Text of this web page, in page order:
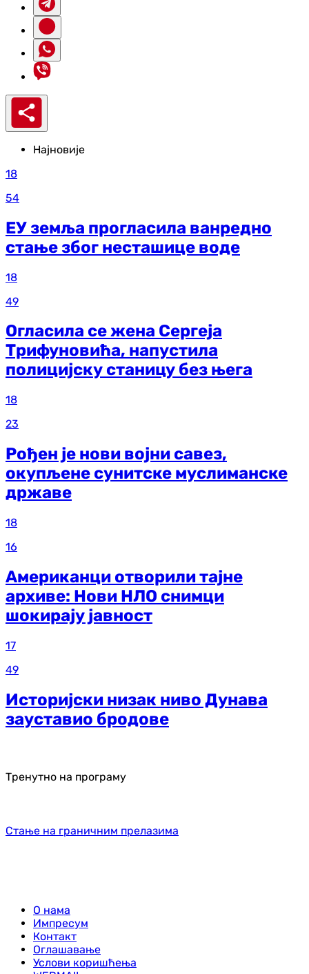
Најновије
18
54
ЕУ земља прогласила ванредно
стање због несташице воде
18
49
Огласила се жена Сергеја
Трифуновића, напустила
полицијску станицу без њега
18
23
Рођен је нови војни савез,
окупљене сунитске муслиманске
државе
18
16
Американци отворили тајне
архиве: Нови НЛО снимци
шокирају јавност
17
49
Историјски низак ниво Дунава
зауставио бродове
Тренутно на програму
Стање на граничним прелазима
О нама
Импресум
Контакт
Оглашавање
Услови коришћења